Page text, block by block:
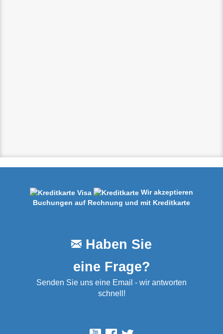
Wir akzeptieren
Buchungen auf Rechnung und mit Kreditkarte
Haben Sie
eine Frage?
Senden Sie uns eine Email - wir antworten
schnell!